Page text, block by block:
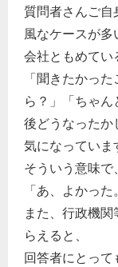
質問者さんご自
風なケースが多
会社ともめてい
「聞きたかっ
ら？」「ちゃ
後どうなったか
気になっていま
そういう意味で
「あ、よかっ
また、行政機
らえると、
回答者にとって
どの
選択